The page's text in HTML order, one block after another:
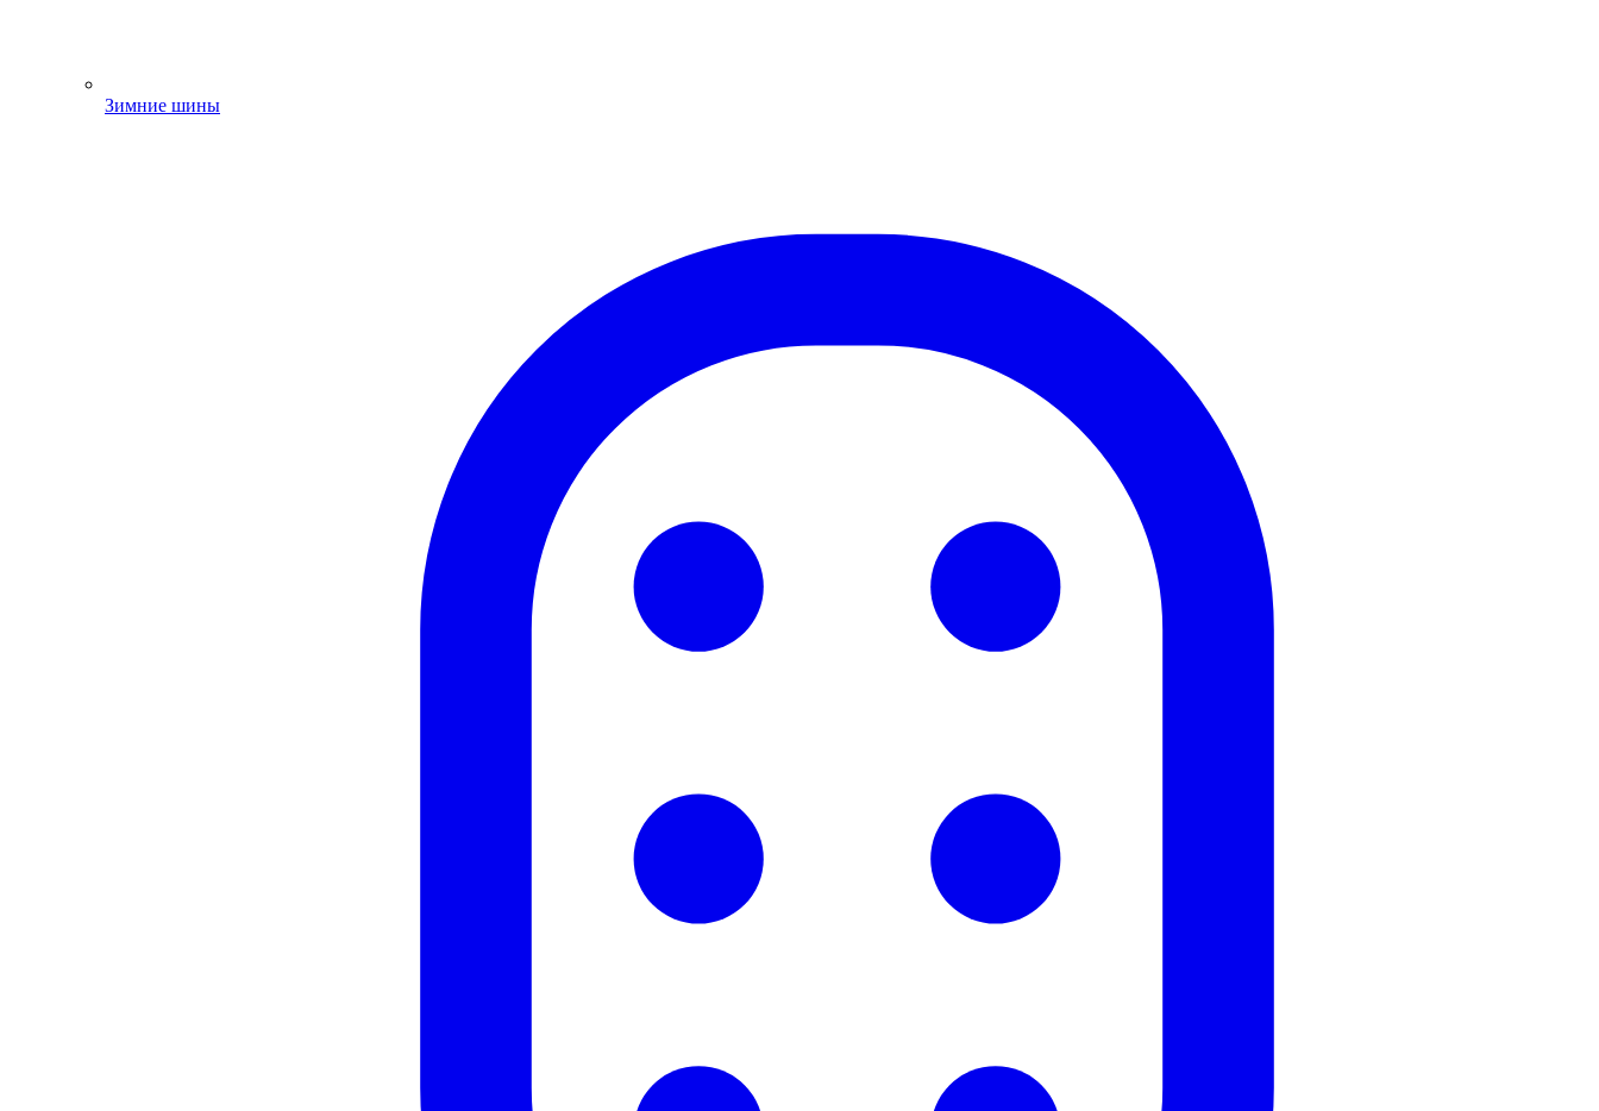
Зимние шины